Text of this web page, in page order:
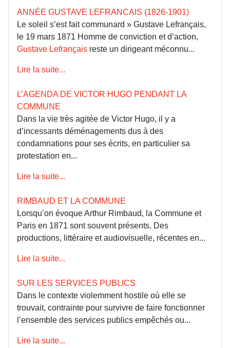
ANNÉE GUSTAVE LEFRANCAIS (1826-1901)
Le soleil s’est fait communard » Gustave Lefrançais,
le 19 mars 1871 Homme de conviction et d’action,
Gustave Lefrançais reste un dirigeant méconnu...
Lire la suite...
L’AGENDA DE VICTOR HUGO PENDANT LA
COMMUNE
Dans la vie très agitée de Victor Hugo, il y a
d’incessants déménagements dus à des
condamnations pour ses écrits, en particulier sa
protestation en...
Lire la suite...
RIMBAUD ET LA COMMUNE
Lorsqu’on évoque Arthur Rimbaud, la Commune et
Paris en 1871 sont souvent présents. Des
productions, littéraire et audiovisuelle, récentes en...
Lire la suite...
SUR LES SERVICES PUBLICS
Dans le contexte violemment hostile où elle se
trouvait, contrainte pour survivre de faire fonctionner
l’ensemble des services publics empêchés ou...
Lire la suite...